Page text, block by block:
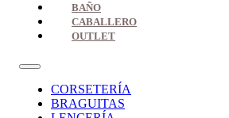
BAÑO
CABALLERO
OUTLET
CORSETERÍA
BRAGUITAS